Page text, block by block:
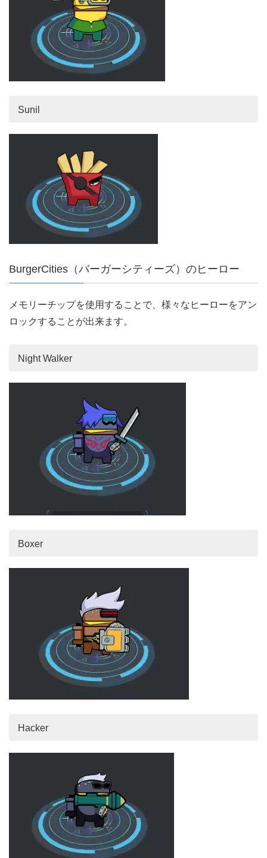
Sunil
BurgerCities（バーガーシティーズ）のヒーロー
メモリーチップを使用することで、様々なヒーローをアン
ロックすることが出来ます。
Night Walker
Boxer
Hacker